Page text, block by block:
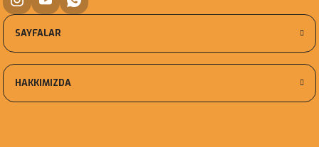
SAYFALAR
HAKKIMIZDA